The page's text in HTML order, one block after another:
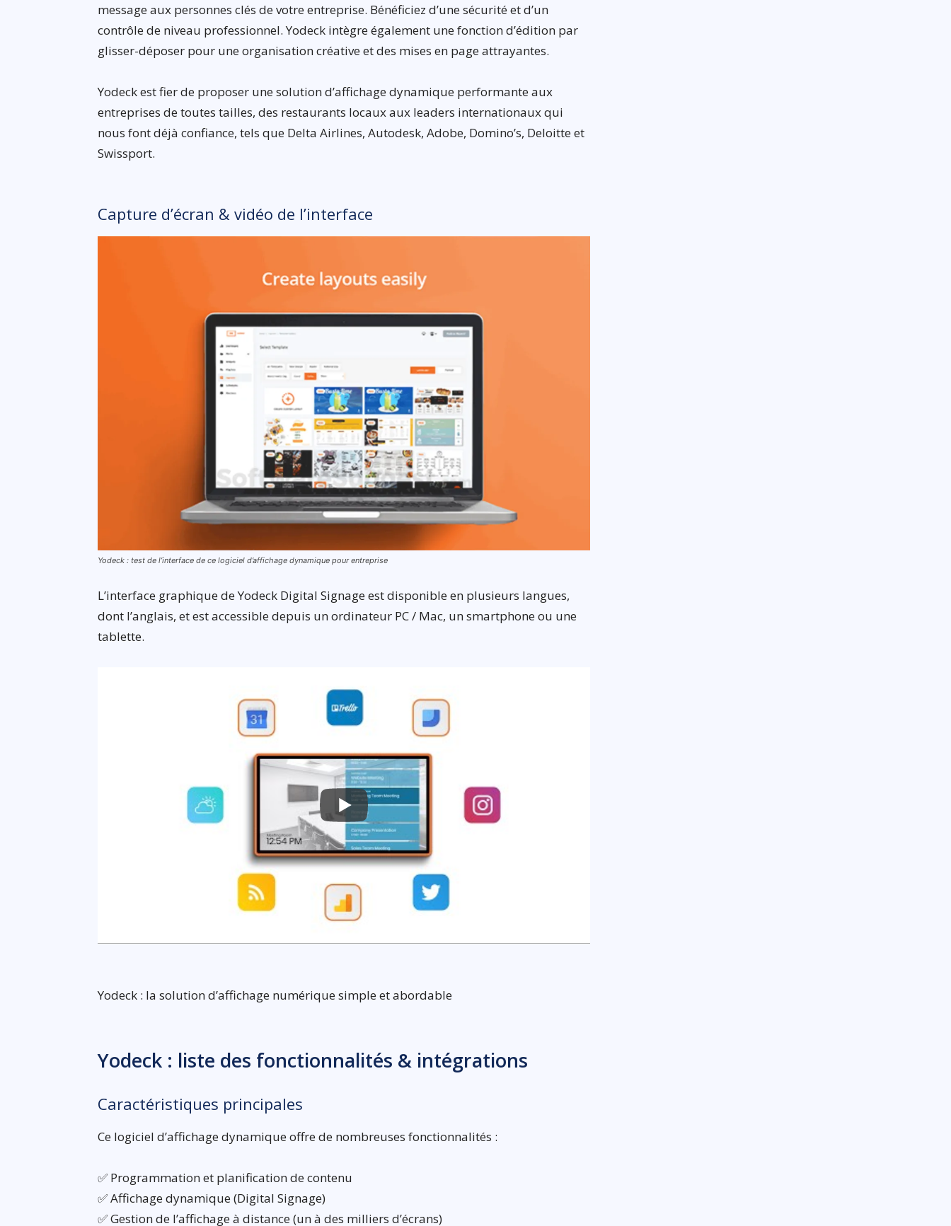
message aux personnes clés de votre entreprise. Bénéficiez d’une sécurité et d’un
contrôle de niveau professionnel. Yodeck intègre également une fonction d’édition par
glisser-déposer pour une organisation créative et des mises en page attrayantes.
Yodeck est fier de proposer une solution d’affichage dynamique performante aux
entreprises de toutes tailles, des restaurants locaux aux leaders internationaux qui
nous font déjà confiance, tels que Delta Airlines, Autodesk, Adobe, Domino’s, Deloitte et
Swissport.
Capture d’écran & vidéo de l’interface
Yodeck : test de l’interface de ce logiciel d’affichage dynamique pour entreprise
L’interface graphique de Yodeck Digital Signage est disponible en plusieurs langues,
dont l’anglais, et est accessible depuis un ordinateur PC / Mac, un smartphone ou une
tablette.
Yodeck : la solution d’affichage numérique simple et abordable
Yodeck : liste des fonctionnalités & intégrations
Caractéristiques principales
Ce logiciel d’affichage dynamique offre de nombreuses fonctionnalités :
✅ Programmation et planification de contenu
✅ Affichage dynamique (Digital Signage)
✅ Gestion de l’affichage à distance (un à des milliers d’écrans)